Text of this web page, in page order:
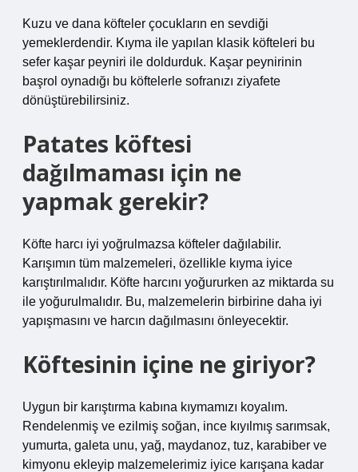
Kuzu ve dana köfteler çocukların en sevdiği
yemeklerdendir. Kıyma ile yapılan klasik köfteleri bu
sefer kaşar peyniri ile doldurduk. Kaşar peynirinin
başrol oynadığı bu köftelerle sofranızı ziyafete
dönüştürebilirsiniz.
Patates köftesi
dağılmaması için ne
yapmak gerekir?
Köfte harcı iyi yoğrulmazsa köfteler dağılabilir.
Karışımın tüm malzemeleri, özellikle kıyma iyice
karıştırılmalıdır. Köfte harcını yoğururken az miktarda su
ile yoğurulmalıdır. Bu, malzemelerin birbirine daha iyi
yapışmasını ve harcın dağılmasını önleyecektir.
Köftesinin içine ne giriyor?
Uygun bir karıştırma kabına kıymamızı koyalım.
Rendelenmiş ve ezilmiş soğan, ince kıyılmış sarımsak,
yumurta, galeta unu, yağ, maydanoz, tuz, karabiber ve
kimyonu ekleyip malzemelerimiz iyice karışana kadar